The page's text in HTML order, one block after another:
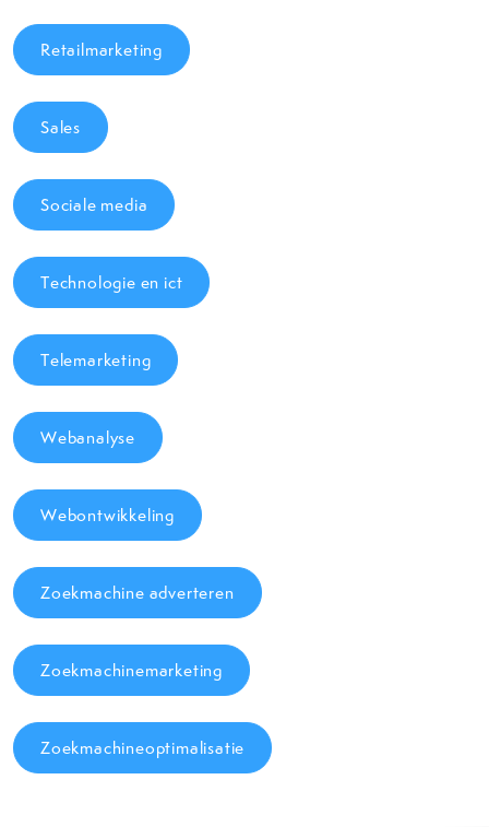
Retailmarketing
Sales
Sociale media
Technologie en ict
Telemarketing
Webanalyse
Webontwikkeling
Zoekmachine adverteren
Zoekmachinemarketing
Zoekmachineoptimalisatie